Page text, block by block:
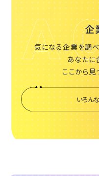
企
気になる企業を調べ
あなたに
ここから見
いろん